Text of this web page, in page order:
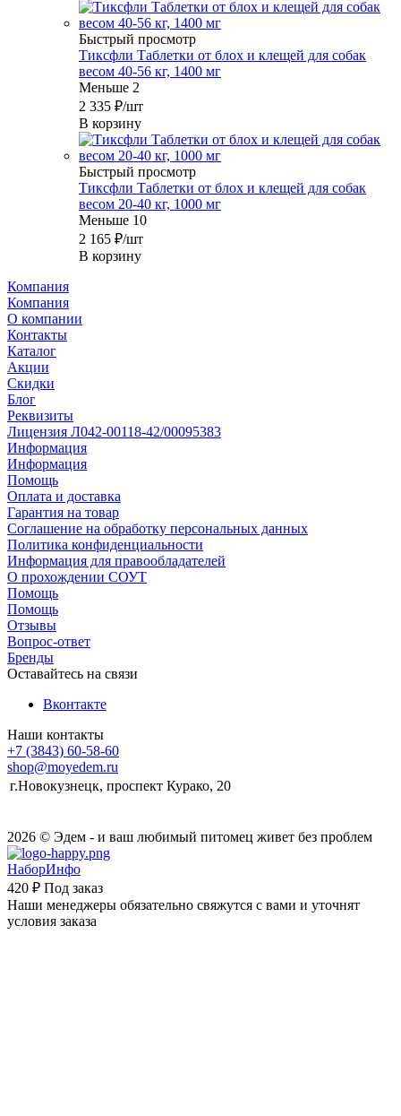
Быстрый просмотр
Тиксфли Таблетки от блох и клещей для собак
весом 40-56 кг, 1400 мг
Меньше 2
2 335 ₽/шт
В корзину
Быстрый просмотр
Тиксфли Таблетки от блох и клещей для собак
весом 20-40 кг, 1000 мг
Меньше 10
2 165 ₽/шт
В корзину
Компания
Компания
О компании
Контакты
Каталог
Акции
Скидки
Блог
Реквизиты
Лицензия Л042-00118-42/00095383
Информация
Информация
Помощь
Оплата и доставка
Гарантия на товар
Соглашение на обработку персональных данных
Политика конфиденциальности
Информация для правообладателей
О прохождении СОУТ
Помощь
Помощь
Отзывы
Вопрос-ответ
Бренды
Оставайтесь на связи
Вконтакте
Наши контакты
+7 (3843) 60-58-60
shop@moyedem.ru
г.Новокузнецк, проспект Курако, 20
2026 © Эдем - и ваш любимый питомец живет без проблем
НаборИнфо
420 ₽ Под заказ
Наши менеджеры обязательно свяжутся с вами и уточнят
условия заказа